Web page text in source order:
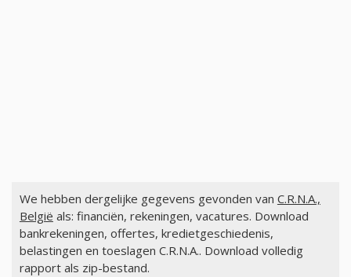
We hebben dergelijke gegevens gevonden van C.R.N.A.,
België als: financiën, rekeningen, vacatures. Download
bankrekeningen, offertes, kredietgeschiedenis,
belastingen en toeslagen C.R.N.A.. Download volledig
rapport als zip-bestand.